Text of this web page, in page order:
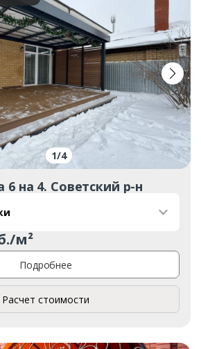
1/4
6 на 4. Советский р-н
м²
Подробнее
Расчет стоимости